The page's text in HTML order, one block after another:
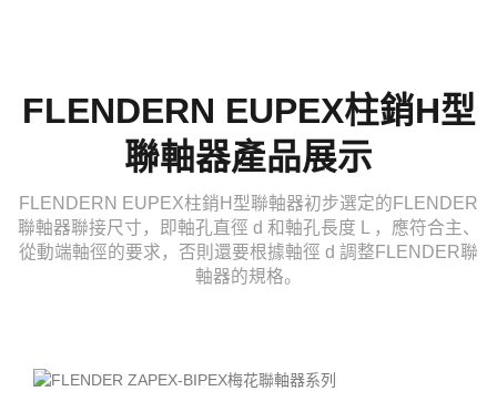
FLENDERN EUPEX柱銷H型
聯軸器產品展示
FLENDERN EUPEX柱銷H型聯軸器初步選定的FLENDER
聯軸器聯接尺寸，即軸孔直徑 d 和軸孔長度 L ，應符合主、
從動端軸徑的要求，否則還要根據軸徑 d 調整FLENDER聯
軸器的規格。